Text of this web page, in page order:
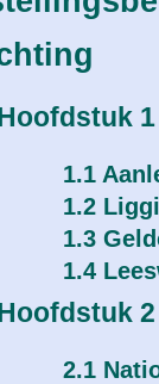
1.1
1.2
1.3
1.4
2.1